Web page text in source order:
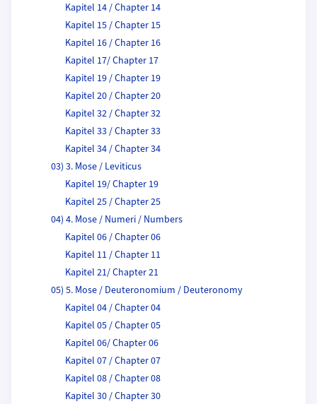
Kapitel 14 / Chapter 14
Kapitel 15 / Chapter 15
Kapitel 16 / Chapter 16
Kapitel 17/ Chapter 17
Kapitel 19 / Chapter 19
Kapitel 20 / Chapter 20
Kapitel 32 / Chapter 32
Kapitel 33 / Chapter 33
Kapitel 34 / Chapter 34
03) 3. Mose / Leviticus
Kapitel 19/ Chapter 19
Kapitel 25 / Chapter 25
04) 4. Mose / Numeri / Numbers
Kapitel 06 / Chapter 06
Kapitel 11 / Chapter 11
Kapitel 21/ Chapter 21
05) 5. Mose / Deuteronomium / Deuteronomy
Kapitel 04 / Chapter 04
Kapitel 05 / Chapter 05
Kapitel 06/ Chapter 06
Kapitel 07 / Chapter 07
Kapitel 08 / Chapter 08
Kapitel 30 / Chapter 30